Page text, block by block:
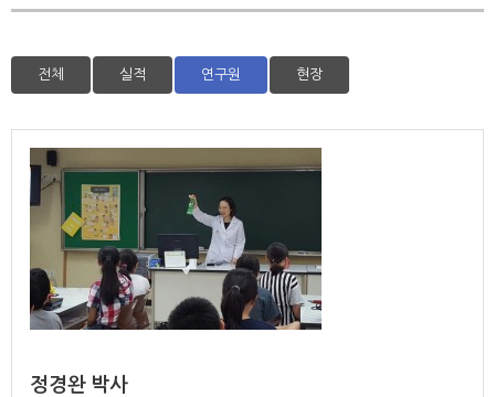
전체 실적 연구원 현장
정경완 박사